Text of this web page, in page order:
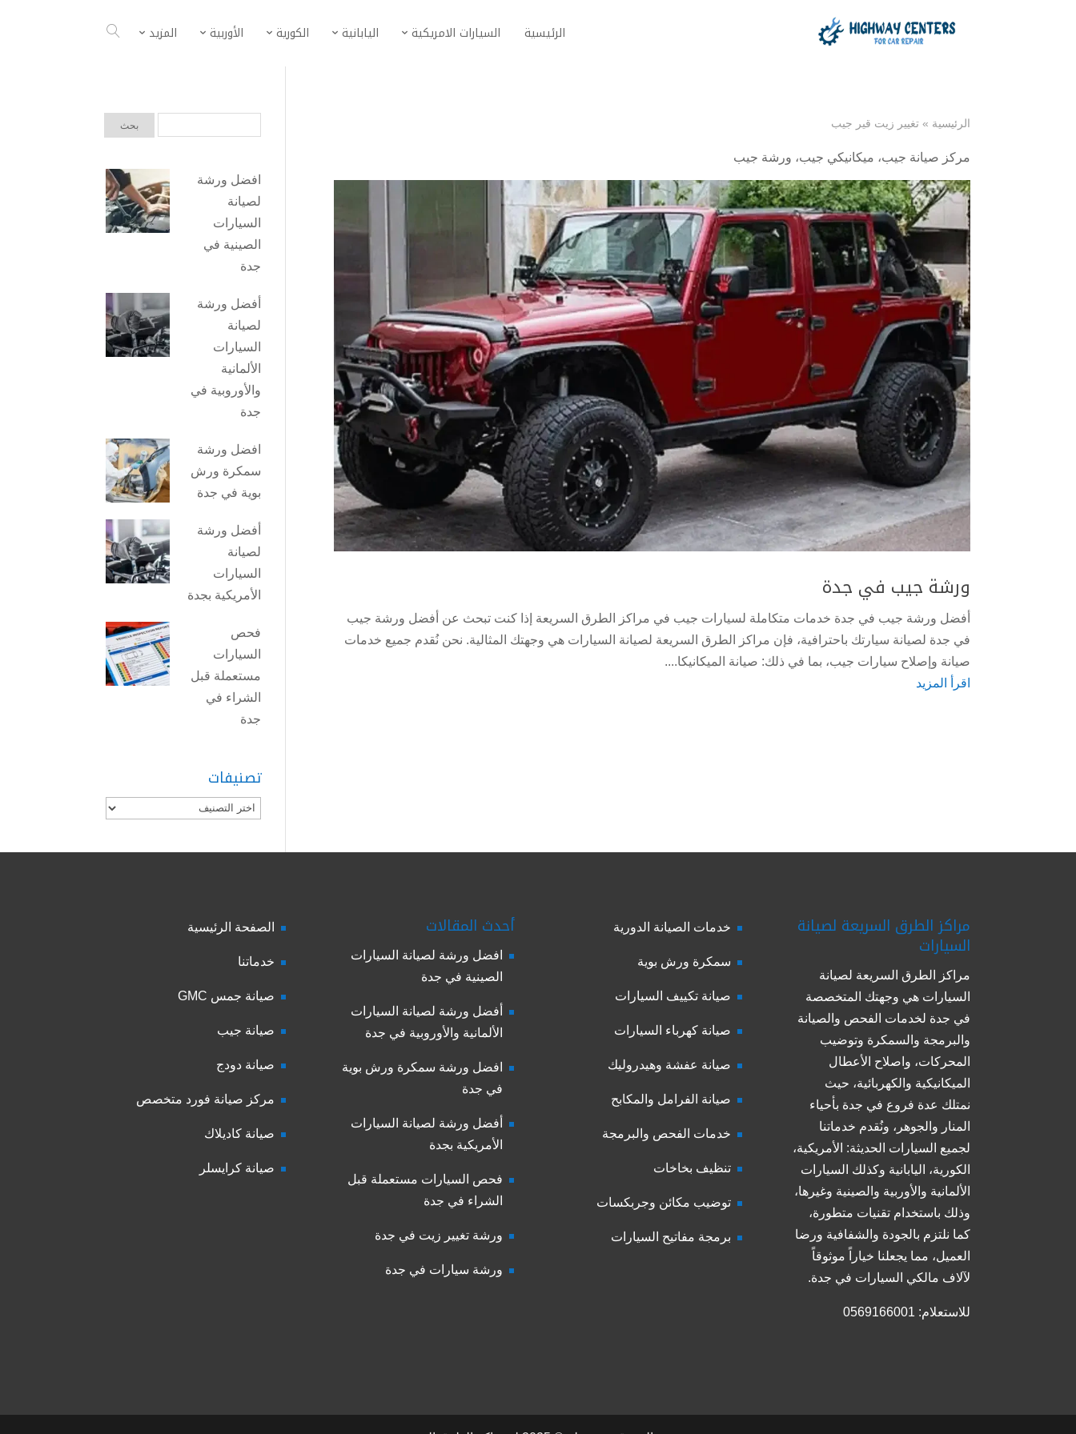
الرئيسية السيارات الامريكية اليابانية الكورية الأوربية المزيد
الرئيسية » تغيير زيت قير جيب
مركز صيانة جيب، ميكانيكي جيب، ورشة جيب
ورشة جيب في جدة
أفضل ورشة جيب في جدة خدمات متكاملة لسيارات جيب في مراكز الطرق السريعة إذا كنت تبحث عن أفضل ورشة جيب
في جدة لصيانة سيارتك باحترافية، فإن مراكز الطرق السريعة لصيانة السيارات هي وجهتك المثالية. نحن نُقدم جميع خدمات
صيانة وإصلاح سيارات جيب، بما في ذلك: صيانة الميكانيكا....
اقرأ المزيد
افضل ورشة
لصيانة
السيارات
الصينية في
جدة
أفضل ورشة
لصيانة
السيارات
الألمانية
والأوروبية في
جدة
افضل ورشة
سمكرة ورش
بوية في جدة
أفضل ورشة
لصيانة
السيارات
الأمريكية بجدة
فحص
السيارات
مستعملة قبل
الشراء في
جدة
تصنيفات
تصنيفات
مراكز الطرق السريعة لصيانة
السيارات
مراكز الطرق السريعة لصيانة
السيارات هي وجهتك المتخصصة
في جدة لخدمات الفحص والصيانة
والبرمجة والسمكرة وتوضيب
المحركات، واصلاح الأعطال
الميكانيكية والكهربائية، حيث
نمتلك عدة فروع في جدة بأحياء
المنار والجوهر، ونُقدم خدماتنا
لجميع السيارات الحديثة: الأمريكية،
الكورية، اليابانية وكذلك السيارات
الألمانية والأوربية والصينية وغيرها،
وذلك باستخدام تقنيات متطورة،
كما نلتزم بالجودة والشفافية ورضا
العميل، مما يجعلنا خياراً موثوقاً
لآلاف مالكي السيارات في جدة.
للاستعلام: 0569166001
خدمات الصيانة الدورية
سمكرة ورش بوية
صيانة تكييف السيارات
صيانة كهرباء السيارات
صيانة عفشة وهيدروليك
صيانة الفرامل والمكابح
خدمات الفحص والبرمجة
تنظيف بخاخات
توضيب مكائن وجربكسات
برمجة مفاتيح السيارات
أحدث المقالات
افضل ورشة لصيانة السيارات
الصينية في جدة
أفضل ورشة لصيانة السيارات
الألمانية والأوروبية في جدة
افضل ورشة سمكرة ورش بوية
في جدة
أفضل ورشة لصيانة السيارات
الأمريكية بجدة
فحص السيارات مستعملة قبل
الشراء في جدة
ورشة تغيير زيت في جدة
ورشة سيارات في جدة
الصفحة الرئيسية
خدماتنا
صيانة جمس GMC
صيانة جيب
صيانة دودج
مركز صيانة فورد متخصص
صيانة كاديلاك
صيانة كرايسلر